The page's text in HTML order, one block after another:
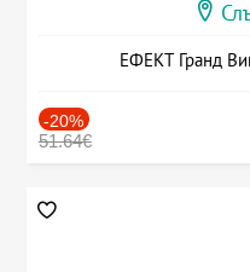
ЕФЕКТ Гранд
-20%
51.64€